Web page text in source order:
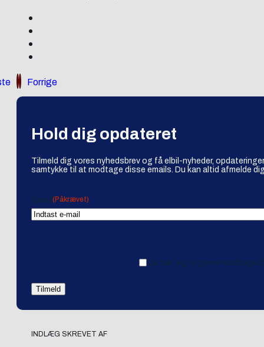
Forrige
Hold dig opdateret
Tilmeld dig vores nyhedsbrev og få elbil-nyheder,
samtykke til at modtage disse emails. Du kan altid afmelde
Email (Påkrævet)
Ja tak, jeg vil gerne modtage
INDLÆG SKREVET AF